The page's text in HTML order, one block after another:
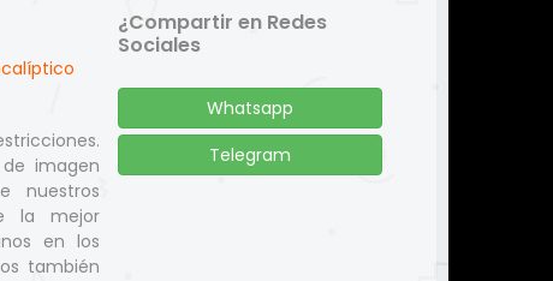
imagen
nuestros
la mejor
en los
también
¿Compartir en Redes
Sociales
Whatsapp
Telegram